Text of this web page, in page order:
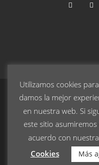
© 2023 Turrones Pablo
Utilizamos cookies
damos la mejor
en nuestra web. Si
este sitio
acuerdo con nuestra
Cookies
Más